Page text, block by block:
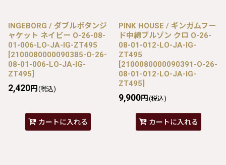
INGEBORG / ダブルボタンジ
ャケット ネイビー O-26-08-
01-006-LO-JA-IG-ZT495
[2100080000090385-O-26-
08-01-006-LO-JA-IG-
ZT495]
2,420円 (税込)
カートに入れる
PINK HOUSE / ギンガムフー
ド中綿ブルゾン クロ O-26-
08-01-012-LO-JA-IG-
ZT495
[2100080000090391-O-26-
08-01-012-LO-JA-IG-
ZT495]
9,900円 (税込)
カートに入れる